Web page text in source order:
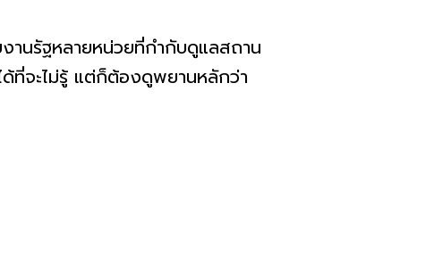
านรัฐหลายหน่วยที่กำกับดูแลสถาน
ที่จะไม่รู้ แต่ก็ต้องดูพยานหลักว่า